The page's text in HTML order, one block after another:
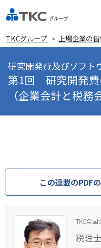
TKCグループ 上場企業の
研究開発費及びソフト
第1回 研究開発費
（企業会計と税務
この連載のPDF
TKC全国
税理